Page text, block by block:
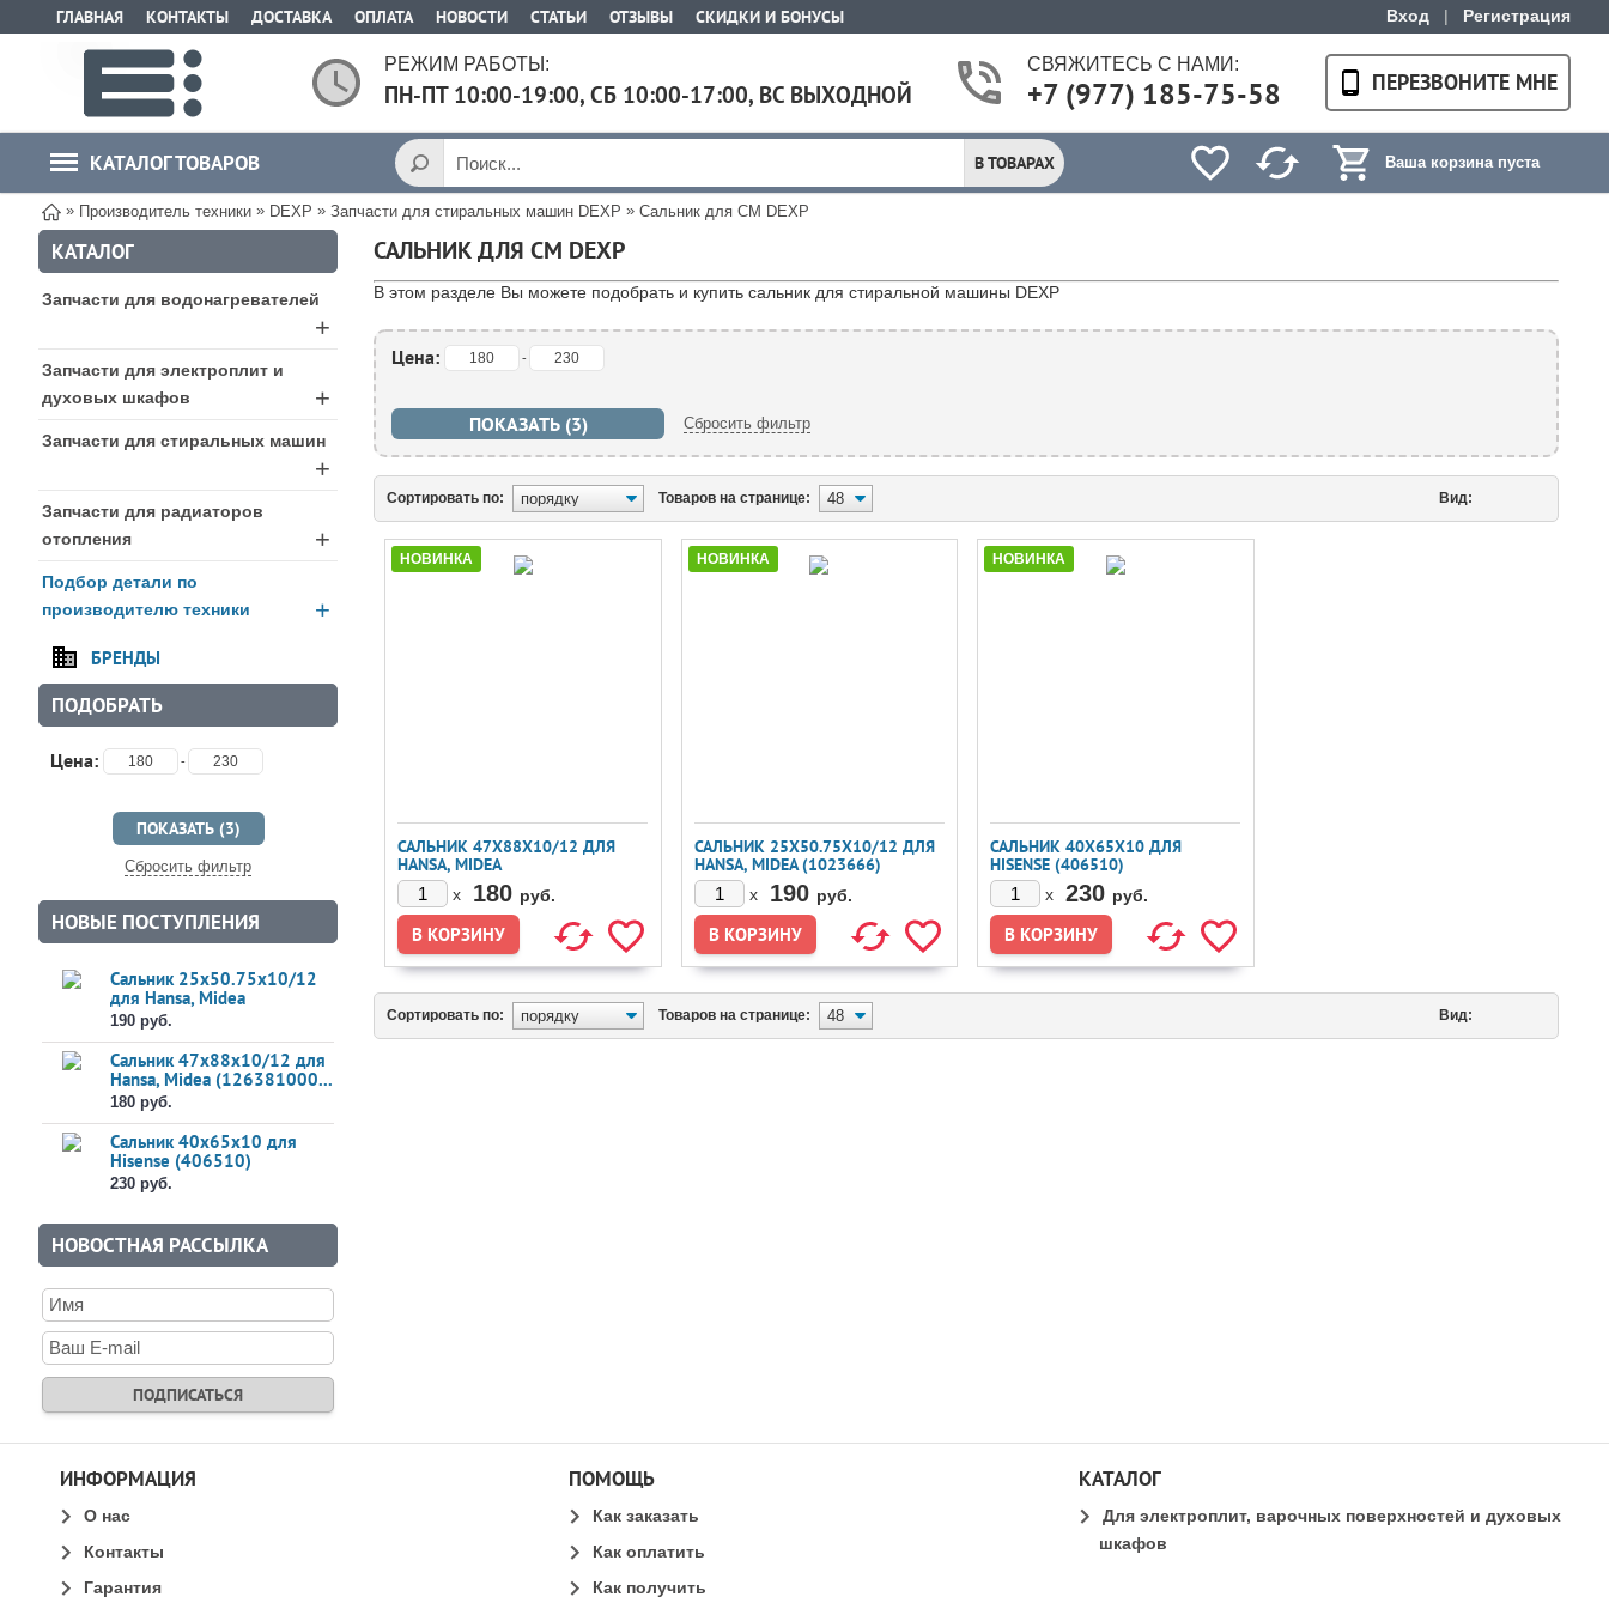
ГЛАВНАЯ КОНТАКТЫ ДОСТАВКА ОПЛАТА НОВОСТИ СТАТЬИ ОТЗЫВЫ СКИДКИ И БОНУСЫ Вход | Регистрация
РЕЖИМ РАБОТЫ:
ПН-ПТ 10:00-19:00, СБ 10:00-17:00, ВС ВЫХОДНОЙ
СВЯЖИТЕСЬ С НАМИ:
+7 (977) 185-75-58 ПЕРЕЗВОНИТЕ МНЕ
КАТАЛОГ ТОВАРОВ Ваша корзина пуста
В ТОВАРАХ
» Производитель техники » DEXP » Запчасти для стиральных машин DEXP » Сальник для СМ DEXP
КАТАЛОГ
Запчасти для водонагревателей
+
Запчасти для электроплит и
духовых шкафов
+
Запчасти для стиральных машин
+
Запчасти для радиаторов
отопления
+
Подбор детали по
производителю техники
+
БРЕНДЫ
ПОДОБРАТЬ
Цена: -
Сбросить фильтр
НОВЫЕ ПОСТУПЛЕНИЯ
Сальник 25x50.75x10/12
для Hansa, Midea
(1023666)
190 руб.
Сальник 47x88x10/12 для
Hansa, Midea (126381000...
180 руб.
Сальник 40x65x10 для
Hisense (406510)
230 руб.
НОВОСТНАЯ РАССЫЛКА
САЛЬНИК ДЛЯ СМ DEXP
В этом разделе Вы можете подобрать и купить сальник для стиральной машины DEXP
Цена: -
Сбросить фильтр
Сортировать по: Товаров на странице: Вид:
НОВИНКА
САЛЬНИК 47X88X10/12 ДЛЯ
HANSA, MIDEA
(12638100000288)
x 180 руб.
НОВИНКА
САЛЬНИК 25X50.75X10/12 ДЛЯ
HANSA, MIDEA (1023666)
x 190 руб.
НОВИНКА
САЛЬНИК 40X65X10 ДЛЯ
HISENSE (406510)
x 230 руб.
Сортировать по: Товаров на странице: Вид:
ИНФОРМАЦИЯ
О нас
Контакты
Гарантия
ПОМОЩЬ
Как заказать
Как оплатить
Как получить
КАТАЛОГ
Для электроплит, варочных поверхностей и духовых
шкафов